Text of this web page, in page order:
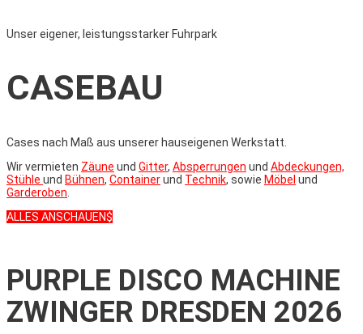
Unser eigener, leistungsstarker Fuhrpark
CASEBAU
Cases nach Maß aus unserer hauseigenen Werkstatt.
Wir vermieten Zäune und Gitter, Absperrungen und Abdeckungen,
Stühle und Bühnen, Containerund Technik, sowie Möbel und
Garderoben
ALLES ANSCHAUEN
PURPLE DISCO MACHINE
ZWINGER DRESDEN 2026